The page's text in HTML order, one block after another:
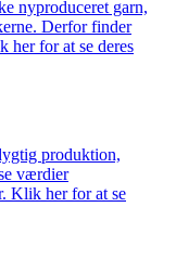
nyproduceret garn,
Derfor finder
her for at se deres
produktion,
værdier
Klik her for at se